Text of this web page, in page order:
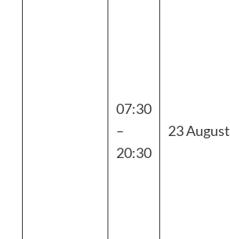
07:30
–
20:30
23 August